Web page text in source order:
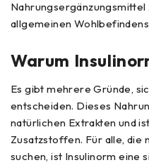
allgemeinen
Warum
Es gibt mehrere Gründe,
entscheiden. Dieses
natürlichen Extrakten und
Zusatzstoffen. Für alle, die
suchen, ist Insulinorm eine